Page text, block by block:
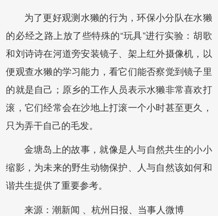
为了更好观测水獭的行为，环保小分队在水獭
的必经之路上放了些特殊的“玩具”进行实验：胡歌
和刘诗诗在河道旁安装镜子、架上红外摄像机，以
便观查水獭的学习能力，看它们能否察觉到镜子里
的就是自己；原乡的工作人员表示水獭非常喜欢打
滚，它们经常会在沙地上打滚一个小时甚至更久，
只为弄干自己的毛发。
金塘岛上的故事，就像是人与自然共生的小小
缩影，为未来的野生动物保护、人与自然该如何和
谐共生提供了重要参考。
来源：潮新闻 、杭州日报、当事人微博